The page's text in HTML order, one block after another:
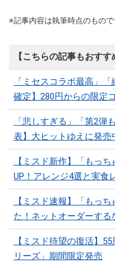
※記事内容は執筆時点のもの
【こちらの記事もおすす
「ミセスコラボ最高」
確定】280円からの限定
「悲しすぎる」「第2弾
表】大ヒットゆえに発売
【ミスド新作】「もっ
UP！アレンジ4選と実食
【ミスド速報】「もっ
た！ネットオーダーする
【ミスド待望の復活】
リーズ」期間限定発売